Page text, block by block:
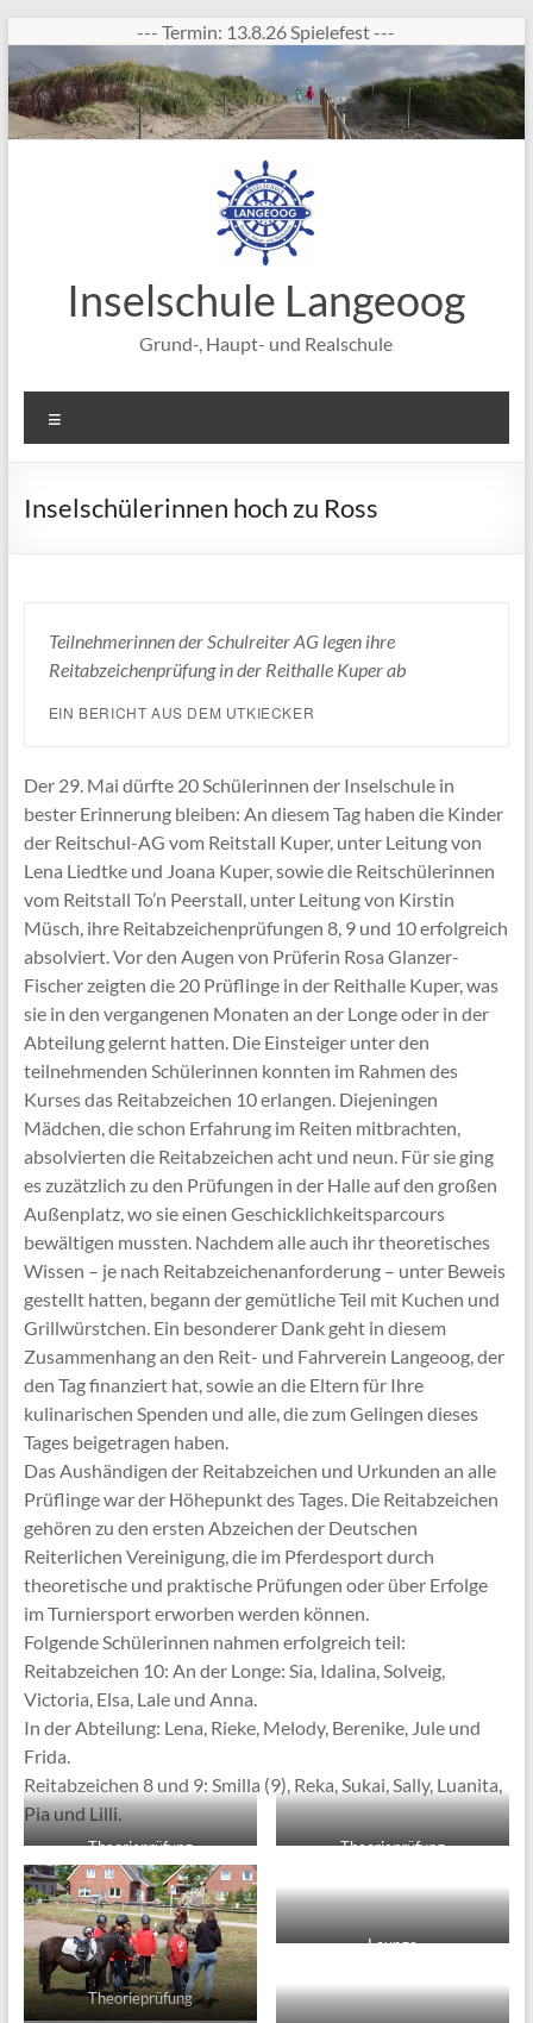
Inhalt
springen
--- Termin: 13.8.26 Spielefest ---
Inselschule Langeoog
Grund-, Haupt- und Realschule
Inselschülerinnen hoch zu Ross
Teilnehmerinnen der Schulreiter AG legen ihre
Reitabzeichenprüfung in der Reithalle Kuper ab
EIN BERICHT AUS DEM UTKIECKER
Der 29. Mai dürfte 20 Schülerinnen der Inselschule in
bester Erinnerung bleiben: An diesem Tag haben die Kinder
der Reitschul-AG vom Reitstall Kuper, unter Leitung von
Lena Liedtke und Joana Kuper, sowie die Reitschülerinnen
vom Reitstall To’n Peerstall, unter Leitung von Kirstin
Müsch, ihre Reitabzeichenprüfungen 8, 9 und 10 erfolgreich
absolviert. Vor den Augen von Prüferin Rosa Glanzer-
Fischer zeigten die 20 Prüflinge in der Reithalle Kuper, was
sie in den vergangenen Monaten an der Longe oder in der
Abteilung gelernt hatten. Die Einsteiger unter den
teilnehmenden Schülerinnen konnten im Rahmen des
Kurses das Reitabzeichen 10 erlangen. Diejeningen
Mädchen, die schon Erfahrung im Reiten mitbrachten,
absolvierten die Reitabzeichen acht und neun. Für sie ging
es zuzätzlich zu den Prüfungen in der Halle auf den großen
Außenplatz, wo sie einen Geschicklichkeitsparcours
bewältigen mussten. Nachdem alle auch ihr theoretisches
Wissen – je nach Reitabzeichenanforderung – unter Beweis
gestellt hatten, begann der gemütliche Teil mit Kuchen und
Grillwürstchen. Ein besonderer Dank geht in diesem
Zusammenhang an den Reit- und Fahrverein Langeoog, der
den Tag finanziert hat, sowie an die Eltern für Ihre
kulinarischen Spenden und alle, die zum Gelingen dieses
Tages beigetragen haben.
Das Aushändigen der Reitabzeichen und Urkunden an alle
Prüflinge war der Höhepunkt des Tages. Die Reitabzeichen
gehören zu den ersten Abzeichen der Deutschen
Reiterlichen Vereinigung, die im Pferdesport durch
theoretische und praktische Prüfungen oder über Erfolge
im Turniersport erworben werden können.
Folgende Schülerinnen nahmen erfolgreich teil:
Reitabzeichen 10: An der Longe: Sia, Idalina, Solveig,
Victoria, Elsa, Lale und Anna.
In der Abteilung: Lena, Rieke, Melody, Berenike, Jule und
Frida.
Reitabzeichen 8 und 9: Smilla (9), Reka, Sukai, Sally, Luanita,
Pia und Lilli.
Theorieprüfung Theorieprüfung
Theorieprüfung
Lounge